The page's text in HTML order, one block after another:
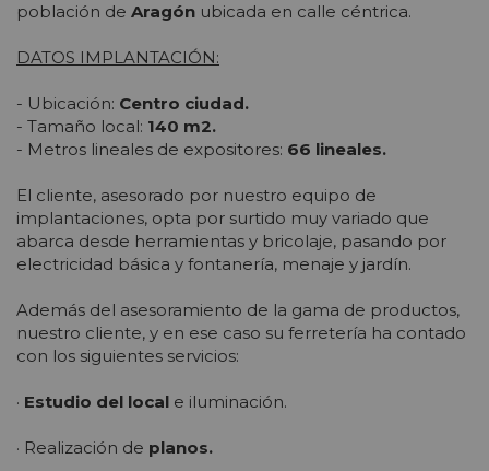
población de Aragón ubicada en calle céntrica.
DATOS IMPLANTACIÓN:
- Ubicación: Centro ciudad.
- Tamaño local: 140 m2.
- Metros lineales de expositores: 66 lineales.
El cliente, asesorado por nuestro equipo de
implantaciones, opta por surtido muy variado que
abarca desde herramientas y bricolaje, pasando por
electricidad básica y fontanería, menaje y jardín.
Además del asesoramiento de la gama de productos,
nuestro cliente, y en ese caso su ferretería ha contado
con los siguientes servicios:
· Estudio del local e iluminación.
· Realización de planos.